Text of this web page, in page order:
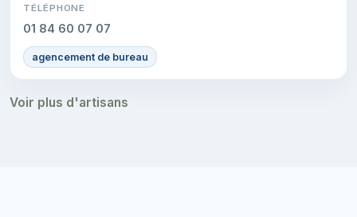
TÉLÉPHONE
01 84 60 07 07
agencement de bureau
Voir plus d'artisans